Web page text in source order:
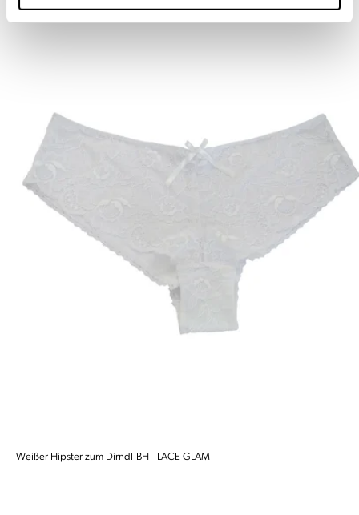
Weißer Hipster zum Dirndl-BH - LACE GLAM